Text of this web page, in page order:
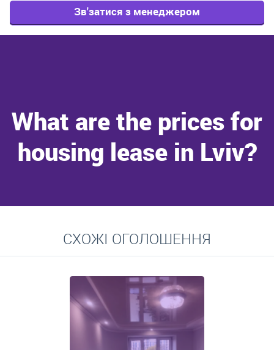
Зв'затися з менеджером
What are the prices for
housing lease in Lviv?
Average prices for long-term lease of apartments, private
residences, rooms
СХОЖІ ОГОЛОШЕННЯ